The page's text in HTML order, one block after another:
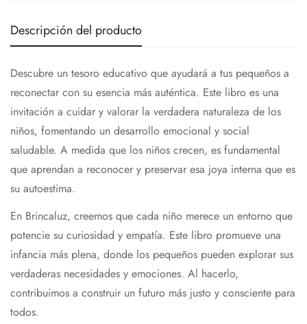
Descripción del producto
Descubre un tesoro educativo que ayudará a tus pequeños a
reconectar con su esencia más auténtica. Este libro es una
invitación a cuidar y valorar la verdadera naturaleza de los
niños, fomentando un desarrollo emocional y social
saludable. A medida que los niños crecen, es fundamental
que aprendan a reconocer y preservar esa joya interna que es
su autoestima.
En Brincaluz, creemos que cada niño merece un entorno que
potencie su curiosidad y empatía. Este libro promueve una
infancia más plena, donde los pequeños pueden explorar sus
verdaderas necesidades y emociones. Al hacerlo,
contribuimos a construir un futuro más justo y consciente para
todos.